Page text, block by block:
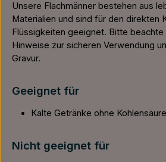
Unsere Flachmänner bestehen aus
Materialien und sind für den direkten
Flüssigkeiten geeignet. Bitte
Hinweise zur sicheren Verwendung
Gravur.
Geeignet für
Kalte Getränke ohne Kohlensäure
Nicht geeignet für